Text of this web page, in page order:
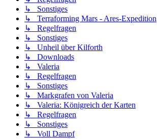
↳ Sonstiges
↳ Terraforming Mars - Ares-Expedition
↳ Regelfragen
↳ Sonstiges
↳ Unheil über Kilforth
↳ Downloads
↳ Valeria
↳ Regelfragen
↳ Sonstiges
↳ Markgrafen von Valeria
↳ Valeria: Königreich der Karten
↳ Regelfragen
↳ Sonstiges
↳ Voll Dampf